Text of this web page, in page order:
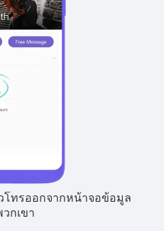
โทรออกจากหน้าจอข้อมูล
กเขา